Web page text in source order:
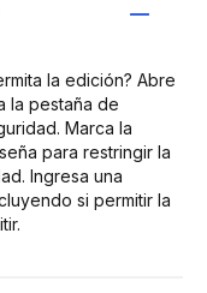
la edición? Abre
la pestaña de
Marca la
para restringir la
Ingresa una
si permitir la